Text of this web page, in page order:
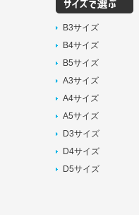
B3サイズ
B4サイズ
B5サイズ
A3サイズ
A4サイズ
A5サイズ
D3サイズ
D4サイズ
D5サイズ